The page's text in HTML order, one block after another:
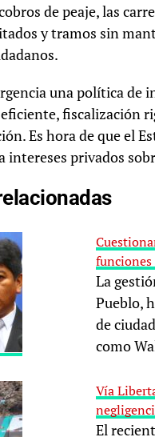
de peaje, las
y tramos sin
una política
fiscalización
Es hora de que el
intereses privados
funciones
La
Pueblo,
de
como
Vía
El